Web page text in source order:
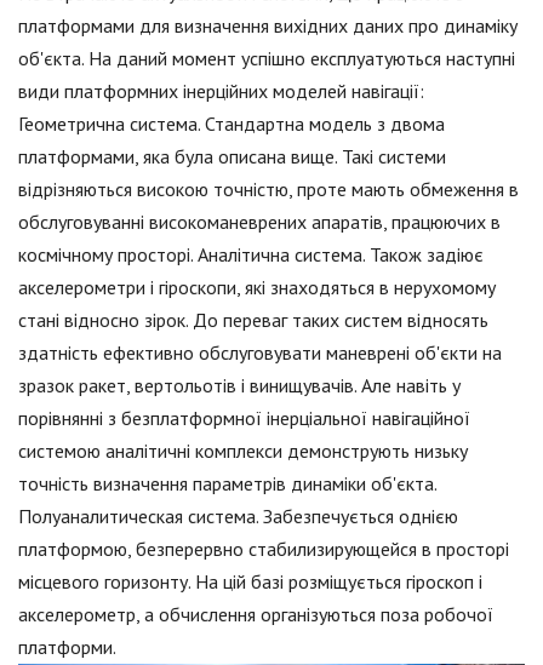
платформами для визначення вихідних даних про динаміку
об'єкта. На даний момент успішно експлуатуються наступні
види платформних інерційних моделей навігації:
Геометрична система. Стандартна модель з двома
платформами, яка була описана вище. Такі системи
відрізняються високою точністю, проте мають обмеження в
обслуговуванні високоманеврених апаратів, працюючих в
космічному просторі. Аналітична система. Також задіює
акселерометри і гіроскопи, які знаходяться в нерухомому
стані відносно зірок. До переваг таких систем відносять
здатність ефективно обслуговувати маневрені об'єкти на
зразок ракет, вертольотів і винищувачів. Але навіть у
порівнянні з безплатформної інерціальної навігаційної
системою аналітичні комплекси демонструють низьку
точність визначення параметрів динаміки об'єкта.
Полуаналитическая система. Забезпечується однією
платформою, безперервно стабилизирующейся в просторі
місцевого горизонту. На цій базі розміщується гіроскоп і
акселерометр, а обчислення організуються поза робочої
платформи.